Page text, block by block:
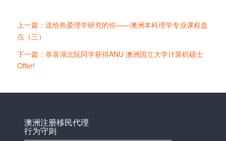
上一篇：送给热爱理学研究的你——澳洲本科理学专业课程盘
点（三）
下一篇：恭喜湖北阮同学获得​ANU 澳洲国立大学计算机硕士
Offer!
澳洲注册移民代理
行为守则